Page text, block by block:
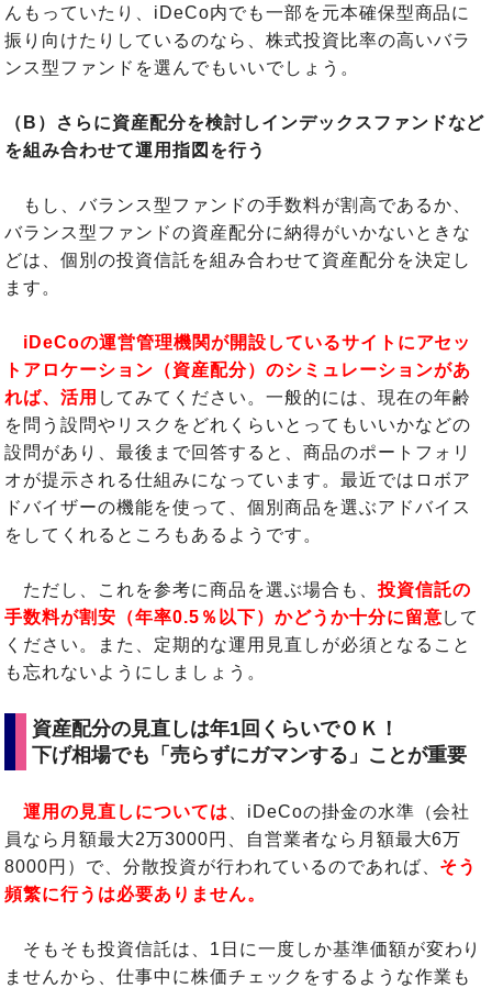
んもっていたり、iDeCo内でも一部を元本確保型商品に
振り向けたりしているのなら、株式投資比率の高いバラ
ンス型ファンドを選んでもいいでしょう。
（B）さらに資産配分を検討しインデックスファンドなど
を組み合わせて運用指図を行う
もし、バランス型ファンドの手数料が割高であるか、
バランス型ファンドの資産配分に納得がいかないときな
どは、個別の投資信託を組み合わせて資産配分を決定し
ます。
iDeCoの運営管理機関が開設しているサイトにアセッ
トアロケーション（資産配分）のシミュレーションがあ
れば、活用 してみてください。一般的には、現在の年齢
を問う設問やリスクをどれくらいとってもいいかなどの
設問があり、最後まで回答すると、商品のポートフォリ
オが提示される仕組みになっています。最近ではロボア
ドバイザーの機能を使って、個別商品を選ぶアドバイス
をしてくれるところもあるようです。
ただし、これを参考に商品を選ぶ場合も、投資信託の
手数料が割安（年率0.5％以下）かどうか十分に留意して
ください。また、定期的な運用見直しが必須となること
も忘れないようにしましょう。
資産配分の見直しは年1回くらいでＯＫ！
下げ相場でも「売らずにガマンする」ことが重要
運用の見直しについては
、iDeCoの掛金の水準（会社
員なら月額最大2万3000円、自営業者なら月額最大6万
8000円）で、分散投資が行われているのであれば、 そう
頻繁に行うは必要ありません。
そもそも投資信託は、1日に一度しか基準価額が変わり
ませんから、仕事中に株価チェックをするような作業も